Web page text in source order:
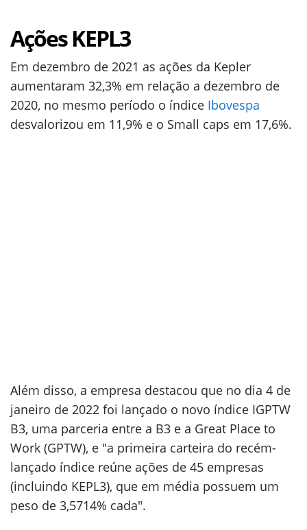
Ações KEPL3
Em dezembro de 2021 as ações da Kepler
aumentaram 32,3% em relação a dezembro de
2020, no mesmo período o índice Ibovespa
desvalorizou em 11,9% e o Small caps em 17,6%.
Além disso, a empresa destacou que no dia 4 de
janeiro de 2022 foi lançado o novo índice IGPTW
B3, uma parceria entre a B3 e a Great Place to
Work (GPTW), e "a primeira carteira do recém-
lançado índice reúne ações de 45 empresas
(incluindo KEPL3), que em média possuem um
peso de 3,5714% cada".